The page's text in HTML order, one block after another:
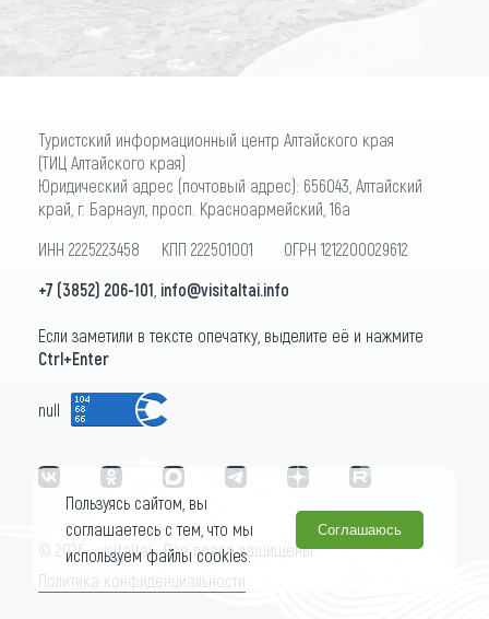
Туристский информационный центр Алтайского края
(ТИЦ Алтайского края)
Юридический адрес (почтовый адрес): 656043, Алтайский
край, г. Барнаул, просп. Красноармейский, 16а
ИНН 2225223458 КПП 222501001 ОГРН 1212200029612
+7 (3852) 206-101 info@visitaltai.info
Если заметили в тексте опечатку, выделите её и нажмите
Ctrl+Enter
null
© 2026 «visitaltai» Все права защищены.
Политика конфиденциальности
Пользуясь сайтом, вы
соглашаетесь с тем, что мы
используем файлы cookies.
Соглашаюсь